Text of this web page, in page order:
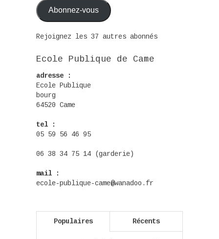
Abonnez-vous
Rejoignez les 37 autres abonnés
Ecole Publique de Came
adresse :
Ecole Publique
bourg
64520 Came
tel :
05 59 56 46 95
06 38 34 75 14 (garderie)
mail :
ecole-publique-came@wanadoo.fr
Populaires Récents